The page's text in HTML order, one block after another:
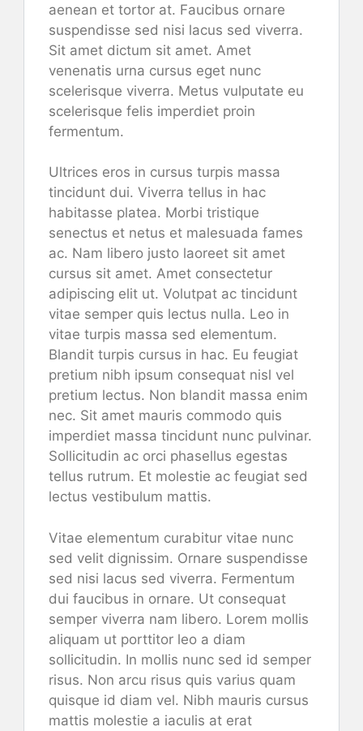
aenean et tortor at. Faucibus ornare
suspendisse sed nisi lacus sed viverra.
Sit amet dictum sit amet. Amet
venenatis urna cursus eget nunc
scelerisque viverra. Metus vulputate eu
scelerisque felis imperdiet proin
fermentum.
Ultrices eros in cursus turpis massa
tincidunt dui. Viverra tellus in hac
habitasse platea. Morbi tristique
senectus et netus et malesuada fames
ac. Nam libero justo laoreet sit amet
cursus sit amet. Amet consectetur
adipiscing elit ut. Volutpat ac tincidunt
vitae semper quis lectus nulla. Leo in
vitae turpis massa sed elementum.
Blandit turpis cursus in hac. Eu feugiat
pretium nibh ipsum consequat nisl vel
pretium lectus. Non blandit massa enim
nec. Sit amet mauris commodo quis
imperdiet massa tincidunt nunc pulvinar.
Sollicitudin ac orci phasellus egestas
tellus rutrum. Et molestie ac feugiat sed
lectus vestibulum mattis.
Vitae elementum curabitur vitae nunc
sed velit dignissim. Ornare suspendisse
sed nisi lacus sed viverra. Fermentum
dui faucibus in ornare. Ut consequat
semper viverra nam libero. Lorem mollis
aliquam ut porttitor leo a diam
sollicitudin. In mollis nunc sed id semper
risus. Non arcu risus quis varius quam
quisque id diam vel. Nibh mauris cursus
mattis molestie a iaculis at erat